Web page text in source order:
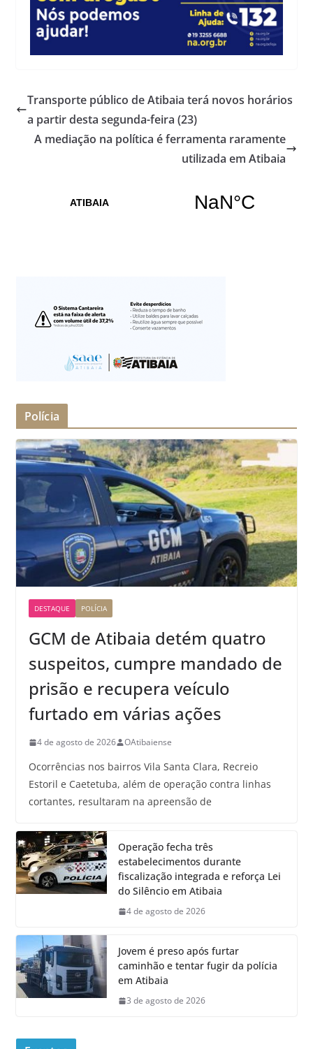
Transporte público de Atibaia terá novos horários
a partir desta segunda-feira (23)
A mediação na política é ferramenta raramente
utilizada em Atibaia
Polícia
DESTAQUE POLÍCIA
GCM de Atibaia detém quatro
suspeitos, cumpre mandado de
prisão e recupera veículo
furtado em várias ações
4 de agosto de 2026 OAtibaiense
Ocorrências nos bairros Vila Santa Clara, Recreio
Estoril e Caetetuba, além de operação contra linhas
cortantes, resultaram na apreensão de
Operação fecha três
estabelecimentos durante
fiscalização integrada e reforça Lei
do Silêncio em Atibaia
4 de agosto de 2026
Jovem é preso após furtar
caminhão e tentar fugir da polícia
em Atibaia
3 de agosto de 2026